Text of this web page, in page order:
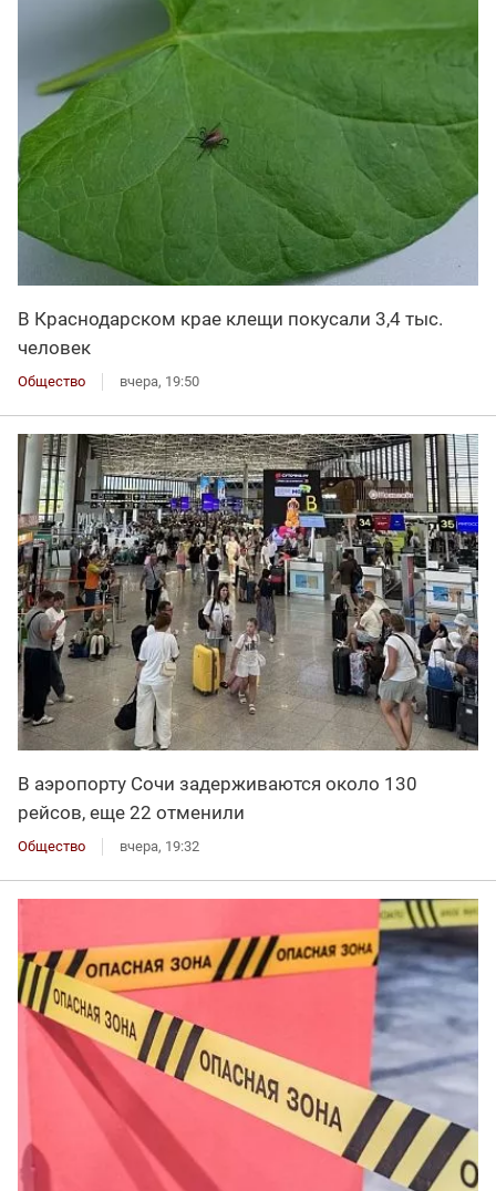
В Краснодарском крае клещи покусали 3,4 тыс.
человек
Общество вчера, 19:50
В аэропорту Сочи задерживаются около 130
рейсов, еще 22 отменили
Общество вчера, 19:32